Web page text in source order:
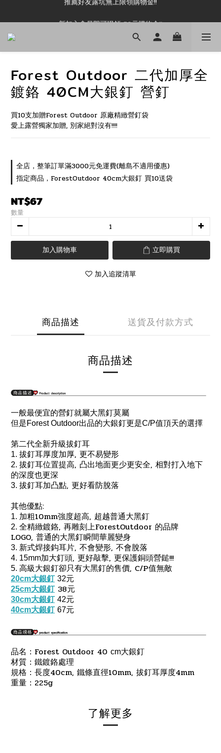
新加入會員即可現領 50元購物金!!
Forest Outdoor 二代加厚全
鍍鉻 40CM大銀釘 營釘
買10支加贈Forest Outdoor 原廠精緻營釘袋
愛上露營獨家加贈, 別家絕對沒有!!!!
全店，整筆訂單滿3000元免運費(離島不適用優惠)
指定商品，ForestOutdoor 40cm大銀釘 買10送袋
NT$67
數量
加入購物車 立即購買
加入追蹤清單
商品描述 送貨及付款方式
商品描述
一般最便宜的營釘就屬大黑釘莫屬
但是Forest Outdoor出品的大銀釘更是C/P值頂天的選擇
第二代全新升級拔釘耳
1. 拔釘耳厚度加厚, 更不易變形
2. 拔釘耳位置提高, 凸出地面更少更安全, 相對打入地下
的深度也更深
3. 拔釘耳加凸點, 更好看防脫落
其他優點:
1. 加粗10mm強度超高, 超越普通大黑釘
2. 全精緻鍍鉻, 再雕刻上ForestOutdoor 的品牌
LOGO, 普通的大黑釘瞬間華麗變身
3. 新式焊接鈎耳片, 不會變形, 不會脫落
4. 15mm加大釘頭, 更好敲擊, 更保護銅頭營鎚!!!
5. 高級大銀釘卻只有大黑釘的售價, C/P值無敵
20cm大銀釘 32元
25cm大銀釘38元
30cm大銀釘 42元
40cm大銀釘 67元
品名： Forest Outdoor 40 cm大銀釘
材質：鐵鍍鉻處理
規格：長度40cm, 鐵條直徑10mm, 拔釘耳厚度4mm
重量： 225g
了解更多